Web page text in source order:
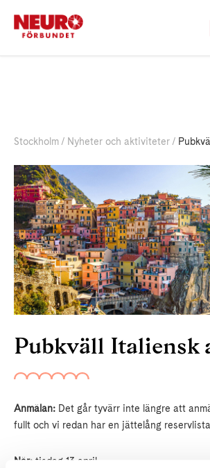
Stockholm Nyheter och aktiviteter
Pubkväll Italiensk
Anmälan: Det går tyvärr inte längre att
fullt och vi redan har en jättelång
När: tisdag 13 april